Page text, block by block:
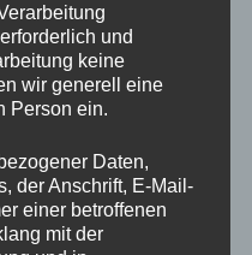
und
keine
wir generell eine
Person ein.
Daten,
der Anschrift, E-Mail-
einer betroffenen
mit der